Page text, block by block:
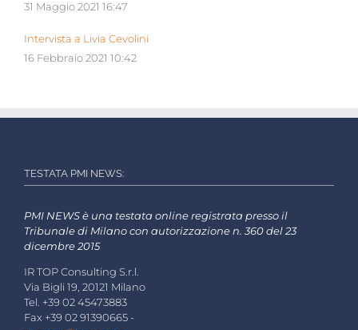
31 Maggio 2021 16:47
Intervista a Livia Cevolini
16 Febbraio 2021 10:42
TESTATA PMI NEWS:
PMI NEWS è una testata online registrata presso il
Tribunale di Milano con autorizzazione n. 360 del 23
dicembre 2015
IR TOP Consulting S.r.l.
Via Bigli 19, 20121 Milano
Tel. +39 02 45473883
Fax +39 02 91390665 -